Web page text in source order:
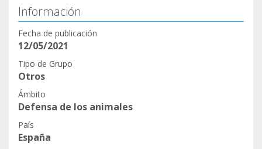
Información
Fecha de publicación
12/05/2021
Tipo de Grupo
Otros
Ámbito
Defensa de los animales
País
España